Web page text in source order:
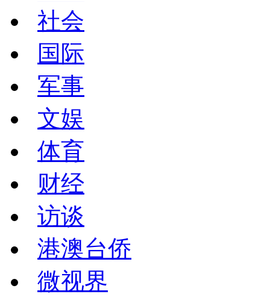
社会
国际
军事
文娱
体育
财经
访谈
港澳台侨
微视界